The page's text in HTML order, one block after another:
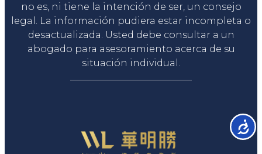
no es, ni tiene la intención de ser, un consejo
legal. La información pudiera estar incompleta o
desactualizada. Usted debe consultar a un
abogado para asesoramiento acerca de su
situación individual.